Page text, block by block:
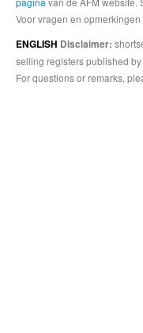
Voor vragen en
ENGLISH Disclaimer:
selling registers published
For questions or remarks,